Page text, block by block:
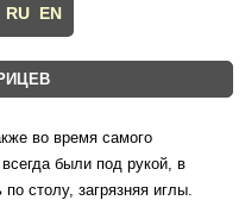
RU EN
во время самого
были под рукой, в
столу, загрязняя иглы.